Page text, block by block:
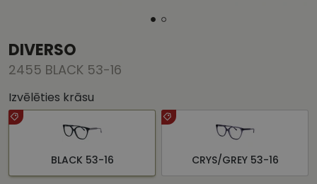
DIVERSO
2455 BLACK 53-16
Izvēlēties krāsu
BLACK 53-16 CRYS/GREY 53-16